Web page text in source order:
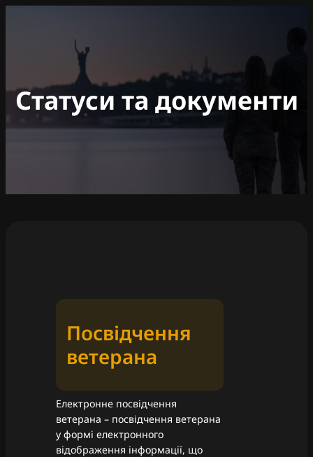
Статуси та документи
Посвідчення
ветерана
Електронне посвідчення
ветерана – посвідчення ветерана
у формі електронного
відображення інформації, що